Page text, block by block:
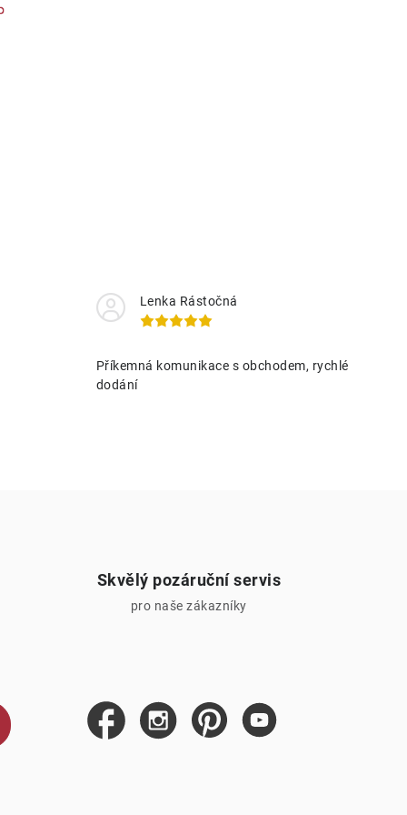
Lenka Rástočná
Příkemná komunikace s obchodem, rychlé
dodání
Skvělý pozáruční servis
pro naše zákazníky